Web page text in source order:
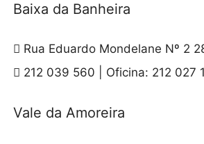
Baixa da Banheira
Rua Eduardo Mondelane Nº 2
212 039 560 | Oficina: 212 027
Vale da Amoreira